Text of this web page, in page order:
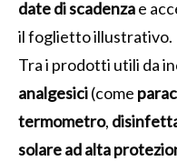
date di scadenzae
il foglietto illustrativo.
Tra i prodotti utili da
analgesici(come
termometro,
solare ad alta